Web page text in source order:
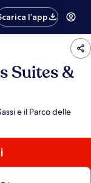
l’app
Suites &
e il Parco delle